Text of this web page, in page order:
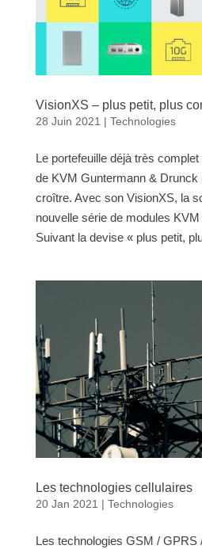
VisionXS – plus petit, plus
28 Juin 2021 | Technologies
Le portefeuille déjà très
de KVM Guntermann & Drunck
croître. Avec son VisionXS, la
nouvelle série de modules
Suivant la devise « plus petit,
Les technologies cellulaires
20 Jan 2021 | Technologies
Les technologies GSM /